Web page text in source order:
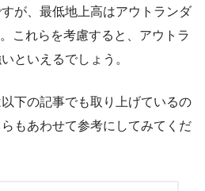
が、最低地上高はアウトランダ
これらを考慮すると、アウトラ
といえるでしょう。
下の記事でも取り上げているの
もあわせて参考にしてみてくだ